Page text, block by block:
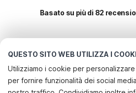
QUESTO SITO WEB UTILIZZA I
Utilizziamo i cookie per
per fornire funzionalità dei social
Basato su più di 82
Le destinazioni più
vacanze
Servizi più popolari per le vacanze in